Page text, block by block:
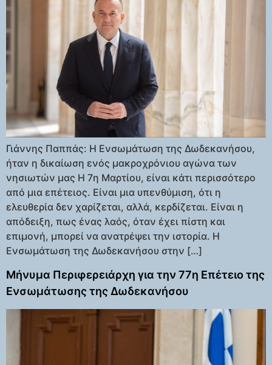
Γιάννης Παππάς: Η Ενσωμάτωση της Δωδεκανήσου,
ήταν η δικαίωση ενός μακροχρόνιου αγώνα των
νησιωτών μας Η 7η Μαρτίου, είναι κάτι περισσότερο
από μια επέτειος. Είναι μια υπενθύμιση, ότι η
ελευθερία δεν χαρίζεται, αλλά, κερδίζεται. Είναι η
απόδειξη, πως ένας λαός, όταν έχει πίστη και
επιμονή, μπορεί να ανατρέψει την ιστορία. Η
Ενσωμάτωση της Δωδεκανήσου στην […]
Μήνυμα Περιφερειάρχη για την 77η Επέτειο της
Ενσωμάτωσης της Δωδεκανήσου